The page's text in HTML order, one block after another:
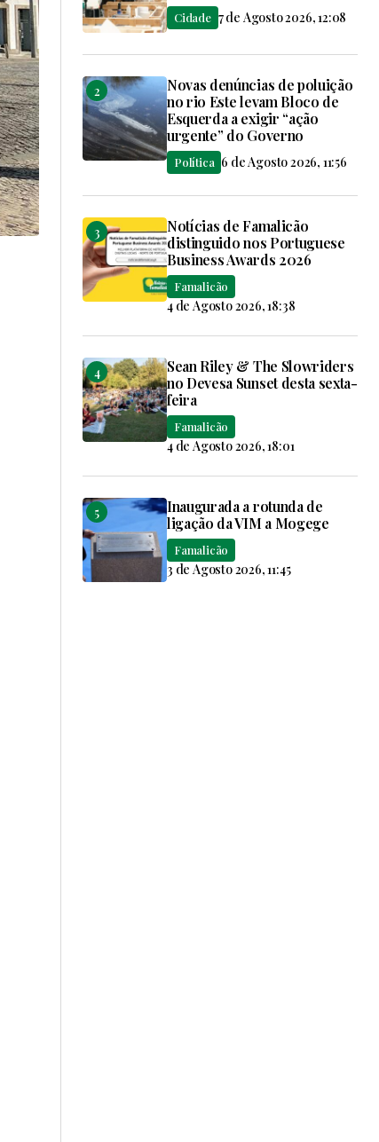
Cidade 7 de Agosto 2026, 12:08
Novas denúncias de poluição
no rio Este levam Bloco de
Esquerda a exigir “ação
urgente” do Governo
Política 6 de Agosto 2026, 11:56
Notícias de Famalicão
distinguido nos Portuguese
Business Awards 2026
Famalicão
4 de Agosto 2026, 18:38
Sean Riley & The Slowriders
no Devesa Sunset desta sexta-
feira
Famalicão
4 de Agosto 2026, 18:01
Inaugurada a rotunda de
ligação da VIM a Mogege
Famalicão
3 de Agosto 2026, 11:45